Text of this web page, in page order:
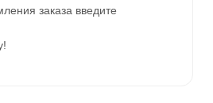
заказа введите